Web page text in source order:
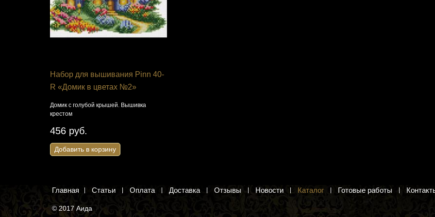
Набор для вышивания Pinn 40-
R «Домик в цветах №2»
Домик с голубой крышей. Вышивка
крестом
456 руб.
Добавить в корзину
Главная Статьи Оплата Доставка Отзывы Новости Каталог Готовые работы
© 2017 Аида